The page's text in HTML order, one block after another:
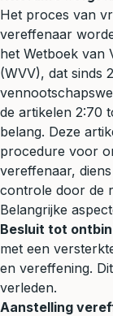
Het proces van
vereffenaar
het Wetboek van
(WVV), dat sinds
de artikelen 2:70
belang. Deze
procedure voor
vereffenaar,
controle door de
Belangrijke
Besluit tot
met een
en vereffening.
verleden.
Aanstelling